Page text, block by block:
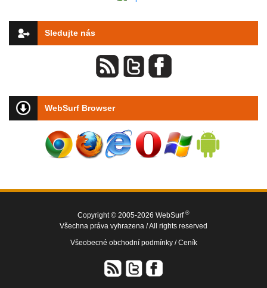
Sledujte nás
WebSurf Browser
Copyright © 2005-2026 WebSurf ®
Všechna práva vyhrazena / All rights reserved
Všeobecné obchodní podmínky /Ceník